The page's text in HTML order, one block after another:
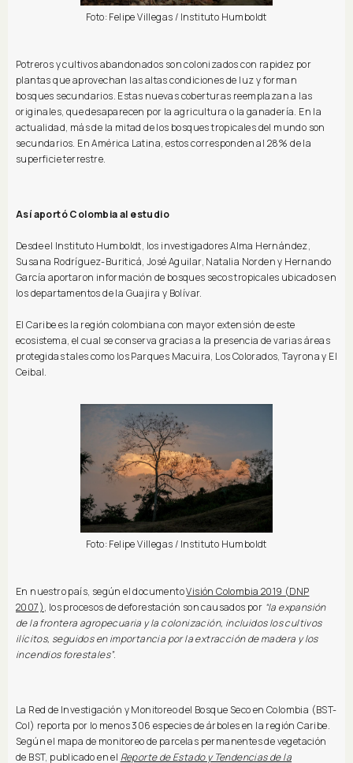
Foto: Felipe Villegas / Instituto Humboldt
Potreros y cultivos abandonados son colonizados con rapidez por
plantas que aprovechan las altas condiciones de luz y forman
bosques secundarios. Estas nuevas coberturas reemplazan a las
originales, que desaparecen por la agricultura o la ganadería. En la
actualidad, más de la mitad de los bosques tropicales del mundo son
secundarios. En América Latina, estos corresponden al 28% de la
superficie terrestre.
Así aportó Colombia al estudio
Desde el Instituto Humboldt, los investigadores Alma Hernández,
Susana Rodríguez-Buriticá, José Aguilar, Natalia Norden y Hernando
García aportaron información de bosques secos tropicales ubicados en
los departamentos de la Guajira y Bolívar.
El Caribe es la región colombiana con mayor extensión de este
ecosistema, el cual se conserva gracias a la presencia de varias áreas
protegidas tales como los Parques Macuira, Los Colorados, Tayrona y El
Ceibal.
Foto: Felipe Villegas / Instituto Humboldt
En nuestro país, según el documentoVisión Colombia 2019 (DNP
2007), los procesos de deforestación son causados por “la expansión
de la frontera agropecuaria y la colonización, incluidos los cultivos
ilícitos, seguidos en importancia por la extracción de madera y los
incendios forestales”.
La Red de Investigación y Monitoreo del Bosque Seco en Colombia (BST-
Col) reporta por lo menos 306 especies de árboles en la región Caribe.
Según el mapa de monitoreo de parcelas permanentes de vegetación
de BST, publicado en el Reporte de Estado y Tendencias de la